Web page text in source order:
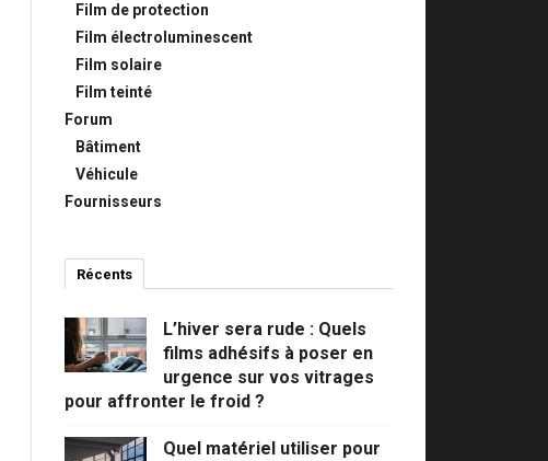
Film de protection
Film électroluminescent
Film solaire
Film teinté
Forum
Bâtiment
Véhicule
Fournisseurs
Récents
L’hiver sera rude : Quels
films adhésifs à poser en
urgence sur vos vitrages
pour affronter le froid ?
Quel matériel utiliser pour